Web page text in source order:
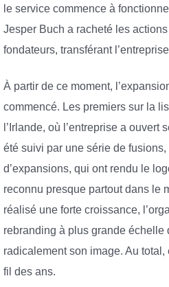
le service commence à
Jesper Buch a racheté les
fondateurs, transférant
À partir de ce moment,
commencé. Les premiers sur la
l’Irlande, où l’entreprise a ouvert
été suivi par une série de fusions,
d’expansions, qui ont rendu le
reconnu presque partout dans le
réalisé une forte croissance,
rebranding à plus grande échelle
radicalement son image. Au
fil des ans.